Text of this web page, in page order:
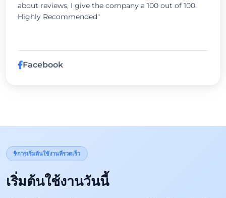
about reviews, I give the company a 100 out of 100.
Highly Recommended"
Facebook
การเริ่มต้นใช้งานที่รวดเร็ว
เริ่มต้นใช้งานวันนี้